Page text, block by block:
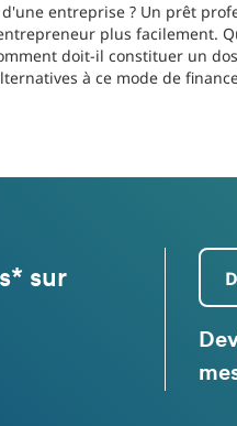
entreprise ? Un prêt
plus facilement.
doit-il constituer un
à ce mode de
sur